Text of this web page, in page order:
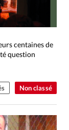
Culture
Monde
Non classé
centaines de
question